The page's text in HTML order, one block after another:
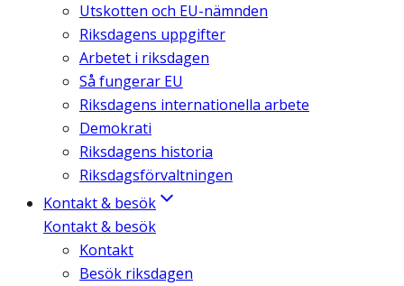
Utskotten och EU-nämnden
Riksdagens uppgifter
Arbetet i riksdagen
Så fungerar EU
Riksdagens internationella arbete
Demokrati
Riksdagens historia
Riksdagsförvaltningen
Kontakt & besök
Kontakt & besök
Kontakt
Besök riksdagen